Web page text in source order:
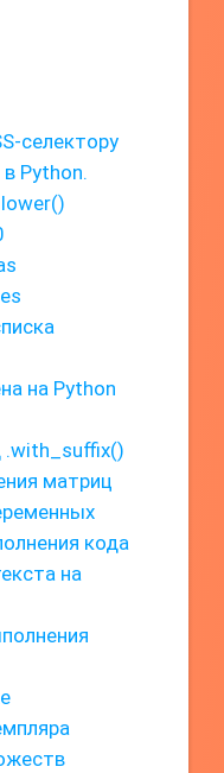
селектору
Python.
на Python
.with_suffix()
матриц
кода
на